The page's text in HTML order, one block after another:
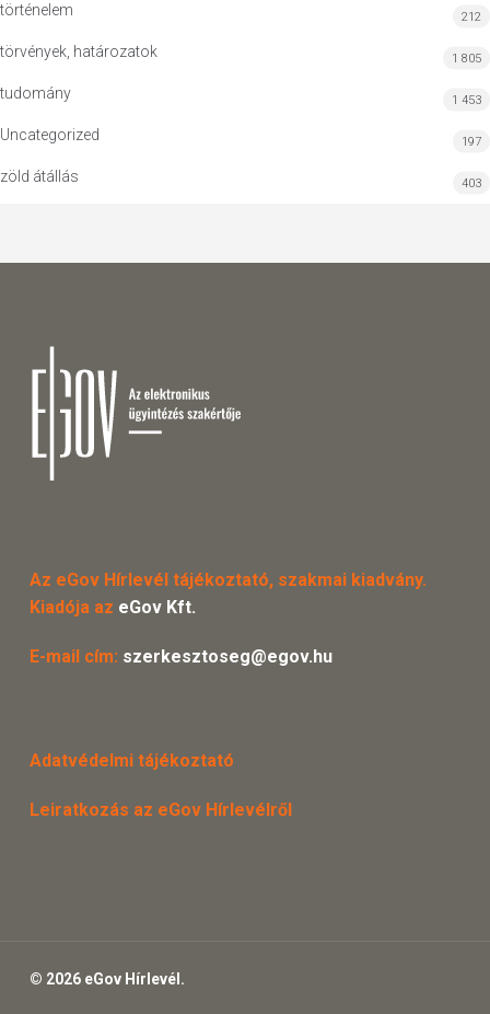
történelem 212
törvények, határozatok 1 805
tudomány 1 453
Uncategorized 197
zöld átállás 403
Az eGov Hírlevél tájékoztató, szakmai kiadvány.
Kiadója az eGov Kft.
E-mail cím: szerkesztoseg@egov.hu
Adatvédelmi tájékoztató
Leiratkozás az eGov Hírlevélről
© 2026 eGov Hírlevél.